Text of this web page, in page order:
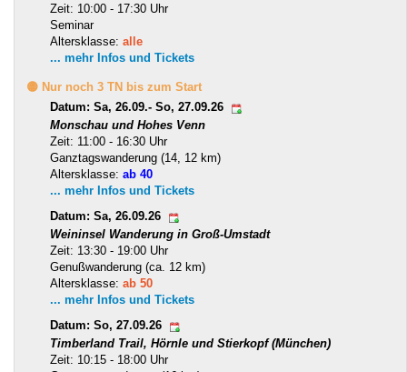
Zeit: 10:00 - 17:30 Uhr
Seminar
Altersklasse: alle
... mehr Infos und Tickets
🟡 Nur noch 3 TN bis zum Start
Datum: Sa, 26.09.- So, 27.09.26
Monschau und Hohes Venn
Zeit: 11:00 - 16:30 Uhr
Ganztagswanderung (14, 12 km)
Altersklasse: ab 40
... mehr Infos und Tickets
Datum: Sa, 26.09.26
Weininsel Wanderung in Groß-Umstadt
Zeit: 13:30 - 19:00 Uhr
Genußwanderung (ca. 12 km)
Altersklasse: ab 50
... mehr Infos und Tickets
Datum: So, 27.09.26
Timberland Trail, Hörnle und Stierkopf (München)
Zeit: 10:15 - 18:00 Uhr